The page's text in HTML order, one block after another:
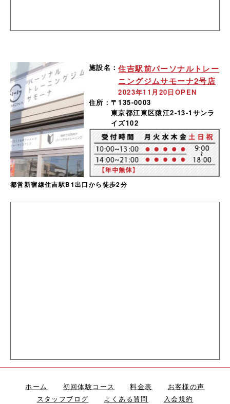
施設名：住吉駅前パーソナルトレー
ニングジムサモーナ2号店
2023年11月20日OPEN
住所： 〒135-0003
東京都江東区猿江2-13-1サンラ
イズ102
都営新宿線住吉駅B1出口から徒歩2分
ホーム 初回体験コース 料金表
お客様の声
スタッフブログ
よくある質問 入会規約